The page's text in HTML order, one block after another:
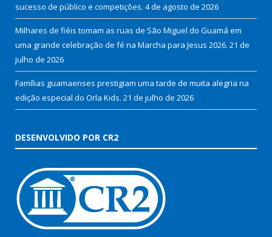
sucesso de público e competições. 4 de agosto de 2026
Milhares de fiéis tomam as ruas de São Miguel do Guamá em
uma grande celebração de fé na Marcha para Jesus 2026. 21 de
julho de 2026
Famílias guamaenses prestigiam uma tarde de muita alegria na
edição especial do Orla Kids. 21 de julho de 2026
DESENVOLVIDO POR CR2